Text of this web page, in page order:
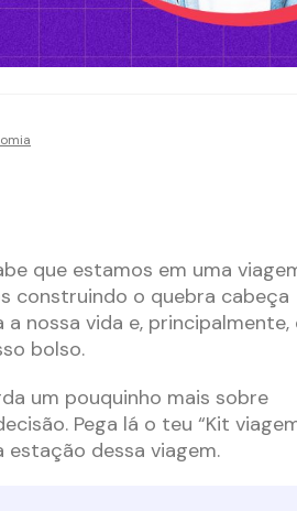
que estamos em uma
construindo o quebra cabeça
nossa vida e, principalmente,
bolso.
um pouquinho mais sobre
Pega lá o teu “Kit
dessa viagem.